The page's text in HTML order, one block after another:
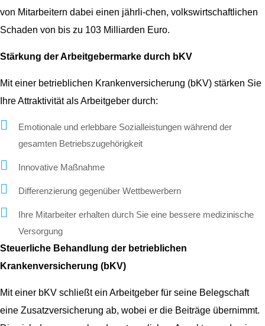
von Mitarbeitern dabei einen jährli-chen, volkswirtschaftlichen
Schaden von bis zu 103 Milliarden Euro.
Stärkung der Arbeitgebermarke durch bKV
Mit einer betrieblichen Krankenversicherung (bKV) stärken Sie
Ihre Attraktivität als Arbeitgeber durch:
Emotionale und erlebbare Sozialleistungen während der
gesamten Betriebszugehörigkeit
Innovative Maßnahme
Differenzierung gegenüber Wettbewerbern
Ihre Mitarbeiter erhalten durch Sie eine bessere medizinische
Versorgung
Steuerliche Behandlung der betrieblichen
Krankenversicherung (bKV)
Mit einer bKV schließt ein Arbeitgeber für seine Belegschaft
eine Zusatzversicherung ab, wobei er die Beiträge übernimmt.